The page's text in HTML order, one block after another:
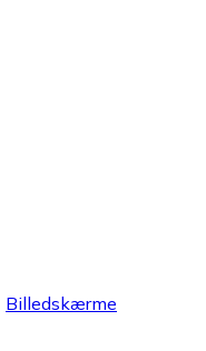
Billedskærme